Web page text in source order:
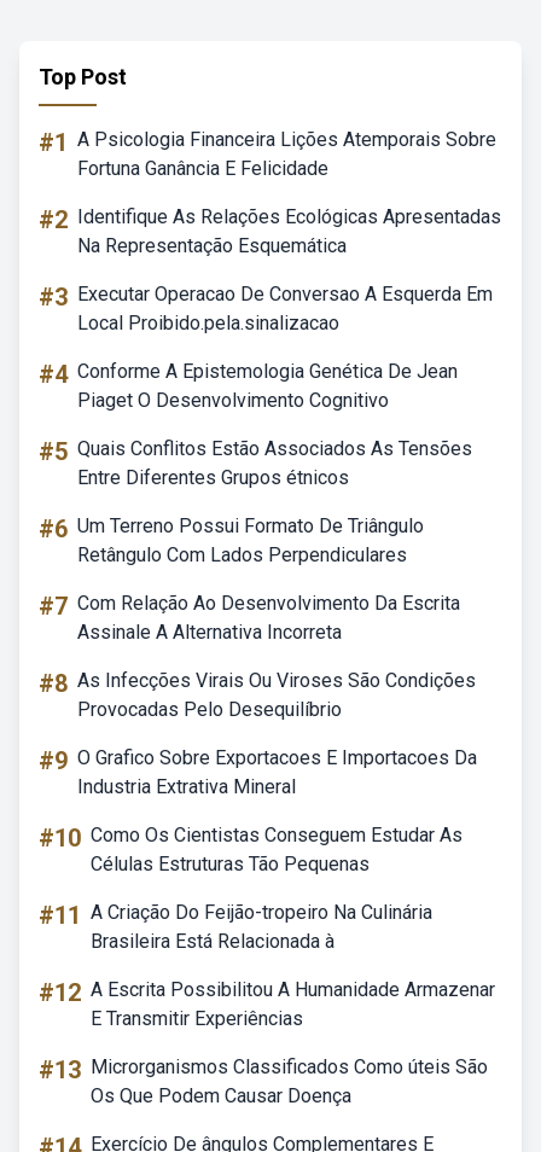
Top Post
#1 A Psicologia Financeira Lições Atemporais Sobre
Fortuna Ganância E Felicidade
#2 Identifique As Relações Ecológicas Apresentadas
Na Representação Esquemática
#3 Executar Operacao De Conversao A Esquerda Em
Local Proibido.pela.sinalizacao
#4 Conforme A Epistemologia Genética De Jean
Piaget O Desenvolvimento Cognitivo
#5 Quais Conflitos Estão Associados As Tensões
Entre Diferentes Grupos étnicos
#6 Um Terreno Possui Formato De Triângulo
Retângulo Com Lados Perpendiculares
#7 Com Relação Ao Desenvolvimento Da Escrita
Assinale A Alternativa Incorreta
#8 As Infecções Virais Ou Viroses São Condições
Provocadas Pelo Desequilíbrio
#9 O Grafico Sobre Exportacoes E Importacoes Da
Industria Extrativa Mineral
#10 Como Os Cientistas Conseguem Estudar As
Células Estruturas Tão Pequenas
#11 A Criação Do Feijão-tropeiro Na Culinária
Brasileira Está Relacionada à
#12 A Escrita Possibilitou A Humanidade Armazenar
E Transmitir Experiências
#13 Microrganismos Classificados Como úteis São
Os Que Podem Causar Doença
Exercício De ângulos Complementares E